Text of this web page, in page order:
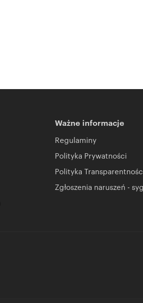
Ważne informacje
Regulaminy
Polityka Prywatności
Polityka
Zgłoszenia naruszeń -